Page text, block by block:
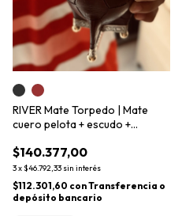
RIVER Mate Torpedo | Mate
cuero pelota + escudo +
$140.377,00
3x$46.792,33 sin interés
$112.301,60 conTransferencia o
depósito bancario